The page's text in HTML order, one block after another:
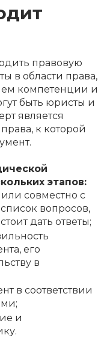
правовую
в области права,
компетенции и
быть юристы и
является
к которой
этапов:
или совместно с
вопросов,
дать ответы;
его
в
в соответствии
и